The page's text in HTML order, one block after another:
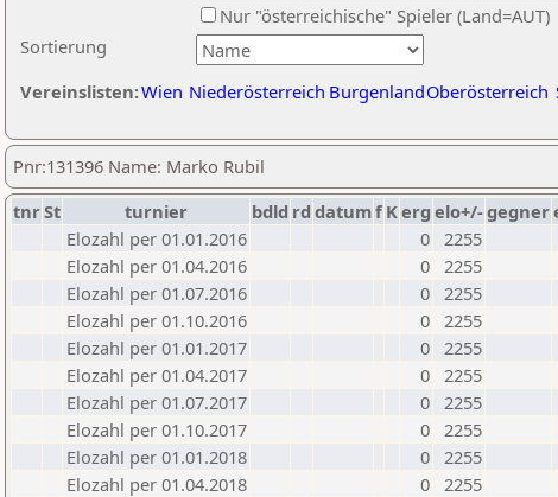
Sortierung
Nur "österreichische" Spieler (Land=AUT)
Vereinslisten:Wien Niederösterreich BurgenlandOberösterreich
Pnr:131396 Name: Marko Rubil
tnrSt turnier bdld rd datumf Kerg elo+/-gegner
Elozahl per 01.01.2016
0 2255
Elozahl per 01.04.2016
0 2255
Elozahl per 01.07.2016
0 2255
Elozahl per 01.10.2016
0 2255
Elozahl per 01.01.2017
0 2255
Elozahl per 01.04.2017
0 2255
Elozahl per 01.07.2017
0 2255
Elozahl per 01.10.2017
0 2255
Elozahl per 01.01.2018
0 2255
Elozahl per 01.04.2018
0 2255